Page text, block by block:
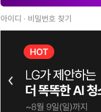
아이디 · 비밀번호 찾기